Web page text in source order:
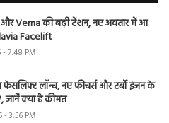
Verna की बढ़ी टेंशन, नए अवतार में आ
Facelift
- 7:48 PM
फेसलिफ्ट लॉन्च, नए फीचर्स और टर्बो इंजन के
जानें क्या है कीमत
- 3:56 PM